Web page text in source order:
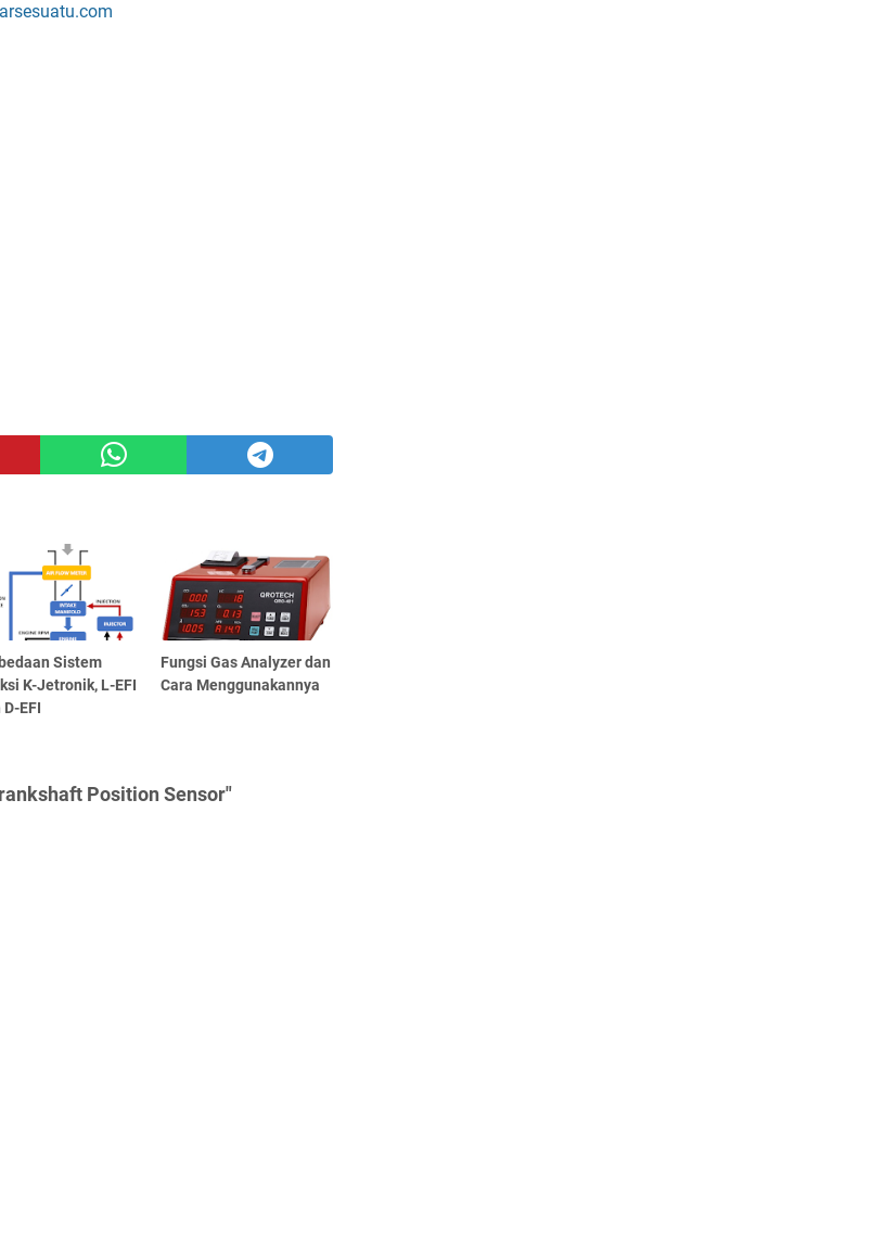
Sistem
K-Jetronik, L-EFI
D-EFI
Fungsi Gas Analyzer dan
Cara Menggunakannya
Position Sensor"